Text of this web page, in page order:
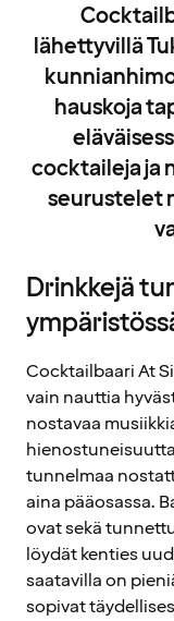
lähettyvillä
hauskoja
cocktaileja ja
seurustelet
Drinkkejä
Cocktailbaari At
vain nauttia
nostavaa
tunnelmaa
aina pääosassa.
ovat sekä
löydät kenties
saatavilla on
sopivat